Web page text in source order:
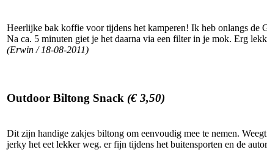
Heerlijke bak koffie voor tijdens het kamperen! Ik heb onlangs de
Na ca. 5 minuten giet je het daarna via een filter in je mok. Erg
(Erwin / 18-08-2011)
Outdoor Biltong Snack (€ 3,50)
Dit zijn handige zakjes biltong om eenvoudig mee te nemen.
jerky het eet lekker weg. er fijn tijdens het buitensporten en de